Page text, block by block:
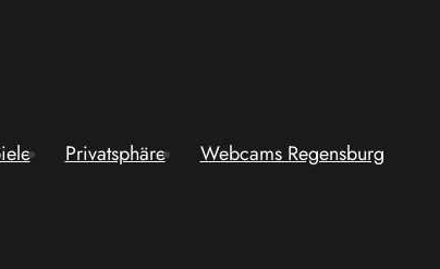
Privatsphäre Webcams Regensburg